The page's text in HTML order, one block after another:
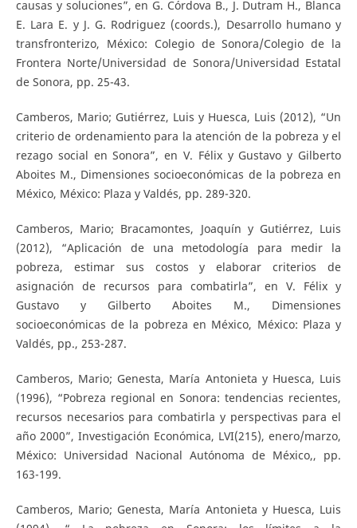
causas y soluciones”, en G. Córdova B., J. Dutram H., Blanca
E. Lara E. y J. G. Rodriguez (coords.), Desarrollo humano y
transfronterizo, México: Colegio de Sonora/Colegio de la
Frontera Norte/Universidad de Sonora/Universidad Estatal
de Sonora, pp. 25-43.
Camberos, Mario; Gutiérrez, Luis y Huesca, Luis (2012), “Un
criterio de ordenamiento para la atención de la pobreza y el
rezago social en Sonora”, en V. Félix y Gustavo y Gilberto
Aboites M., Dimensiones socioeconómicas de la pobreza en
México, México: Plaza y Valdés, pp. 289-320.
Camberos, Mario; Bracamontes, Joaquín y Gutiérrez, Luis
(2012), “Aplicación de una metodología para medir la
pobreza, estimar sus costos y elaborar criterios de
asignación de recursos para combatirla”, en V. Félix y
Gustavo y Gilberto Aboites M., Dimensiones
socioeconómicas de la pobreza en México, México: Plaza y
Valdés, pp., 253-287.
Camberos, Mario; Genesta, María Antonieta y Huesca, Luis
(1996), “Pobreza regional en Sonora: tendencias recientes,
recursos necesarios para combatirla y perspectivas para el
año 2000”, Investigación Económica, LVI(215), enero/marzo,
México: Universidad Nacional Autónoma de México,, pp.
163-199.
Camberos, Mario; Genesta, María Antonieta y Huesca, Luis